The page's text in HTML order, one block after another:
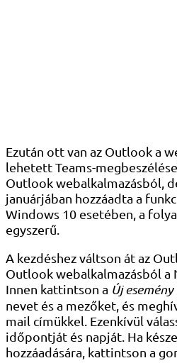
Ezután ott van az Outlook a
lehetett Teams-
Outlook webalkalmazásból,
januárjában hozzáadta a
Windows 10 esetében, a
egyszerű.
A kezdéshez váltson át az
Outlook webalkalmazásból a
Innen kattintson a Új esemény
nevet és a mezőket, és
mail címükkel. Ezenkívül
időpontját és napját. Ha
hozzáadására, kattintson a